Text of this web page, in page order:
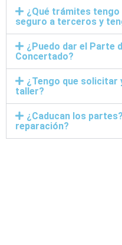
¿Qué trámites
seguro a terceros y
¿Puedo dar el Parte
Concertado?
¿Tengo que solicitar
taller?
¿Caducan los
reparación?